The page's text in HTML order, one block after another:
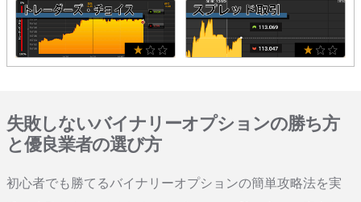
失敗しないバイナリーオプションの勝ち方
と優良業者の選び方
初心者でも勝てるバイナリーオプションの簡単攻略法を実